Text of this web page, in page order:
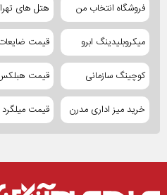
فروشگاه انتخاب من هتل های
میکروبلیدینگ ابرو قیمت
کوچینگ سازمانی قیمت
خرید میز اداری مدرن قیمت میلگرد